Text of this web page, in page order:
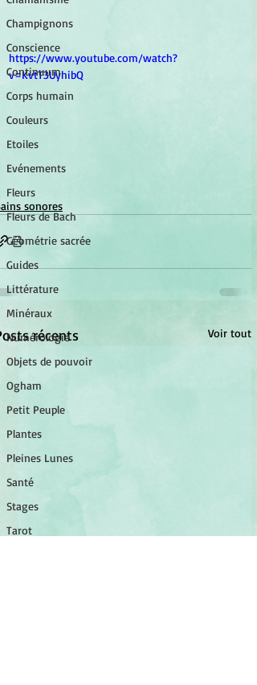
Champignons
Conscience
Continuum
Corps humain
Couleurs
Etoiles
Evénements
Fleurs
Fleurs de Bach
Géométrie sacrée
Guides
Littérature
Minéraux
Numérologie
Objets de pouvoir
Ogham
Petit Peuple
Plantes
Pleines Lunes
Santé
Stages
Tarot
https://www.youtube.com/watch?
v=KvtT3UyhibQ
sonores
récents Voir tout